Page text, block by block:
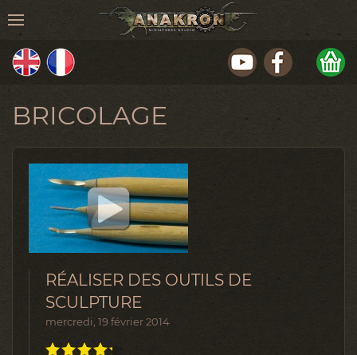
BRICOLAGE
RÉALISER DES OUTILS DE
SCULPTURE
mercredi, 19 février 2014